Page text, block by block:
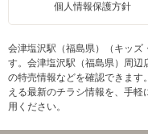
個人情報保護方針
会津塩沢駅（福島県）（キッズ
す。会津塩沢駅（福島県）周辺
の特売情報などを確認できます
える最新のチラシ情報を、手
用ください。